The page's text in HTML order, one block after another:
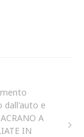
dall'auto e
A
IN